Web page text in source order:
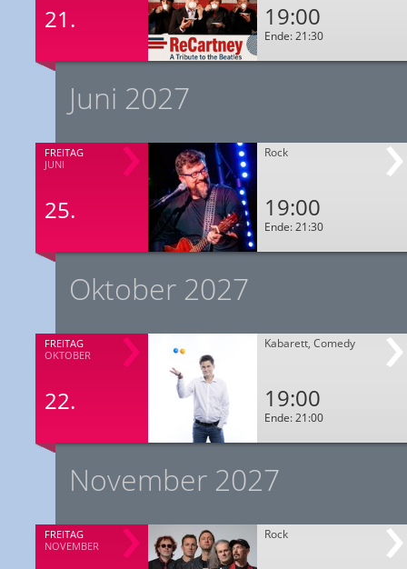
21. 19:00
Ende: 21:30
Juni 2027
FREITAG
JUNI
25.
Rock
19:00
Ende: 21:30
Oktober 2027
FREITAG
OKTOBER
22.
Kabarett, Comedy
19:00
Ende: 21:00
November 2027
FREITAG
NOVEMBER
Rock